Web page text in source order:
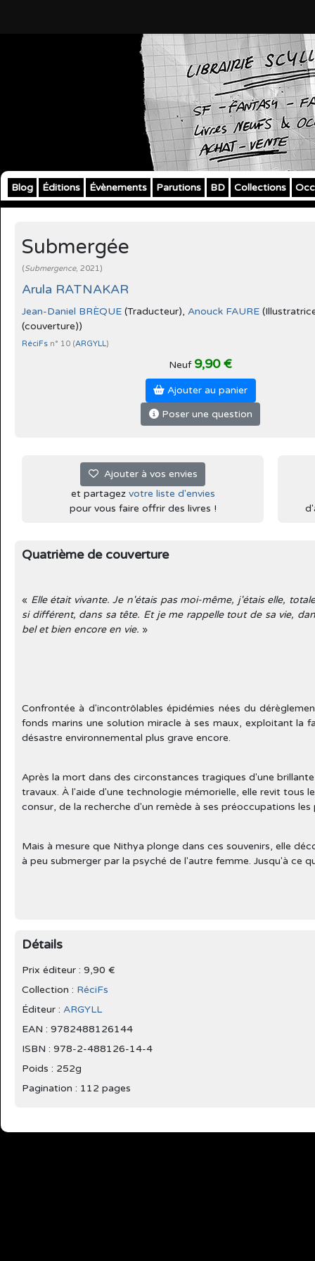
Blog Éditions Évènements Parutions BD Collections
Submergée
(Submergence, 2021)
Arula RATNAKAR
Jean-Daniel BRÈQUE (Traducteur), Anouck FAURE
(couverture))
RéciFs n° 10 (ARGYLL)
Neuf 9,90 €
Ajouter au panier
Poser une question
Ajouter à vos envies
et partagez votre liste d'envies
pour vous faire offrir des livres !
Quatrième de couverture
« Elle était vivante. Je n'étais pas moi-même, j'étais elle,
si différent, dans sa tête. Et je me rappelle tout de sa vie,
bel et bien encore en vie. »
Confrontée à d'incontrôlables épidémies nées du
fonds marins une solution miracle à ses maux, exploitant la
désastre environnemental plus grave encore.
Après la mort dans des circonstances tragiques d'une
travaux. À l'aide d'une technologie mémorielle, elle revit tous
consur, de la recherche d'un remède à ses préoccupations les
Mais à mesure que Nithya plonge dans ces souvenirs, elle
à peu submerger par la psyché de l'autre femme. Jusqu'à ce
Détails
Prix éditeur : 9,90 €
Collection : RéciFs
Éditeur : ARGYLL
EAN : 9782488126144
ISBN : 978-2-488126-14-4
Poids : 252g
Pagination : 112 pages